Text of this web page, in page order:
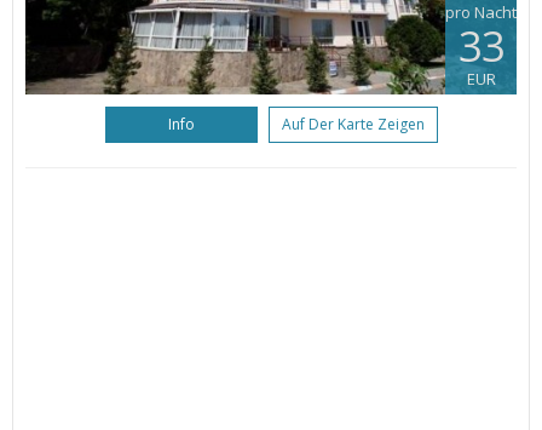
pro Nacht
33
EUR
Info Auf Der Karte Zeigen